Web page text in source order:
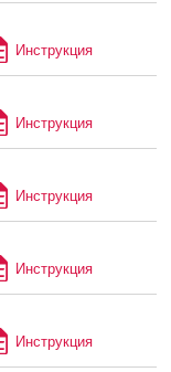
Инструкция
Инструкция
Инструкция
Инструкция
Инструкция